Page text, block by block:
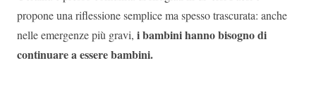
propone una riflessione semplice ma spesso trascurata: anche
nelle emergenze più gravi, i bambini hanno bisogno di
continuare a essere bambini.